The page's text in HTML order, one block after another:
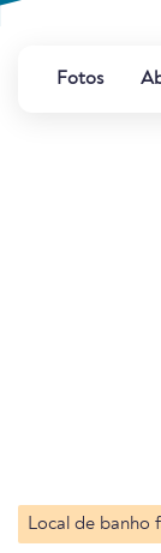
Fotos
Local de banho